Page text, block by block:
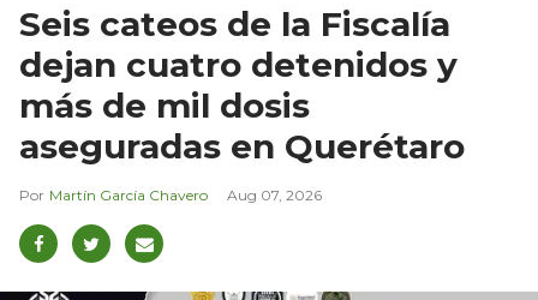
Seis cateos de la Fiscalía
dejan cuatro detenidos y
más de mil dosis
aseguradas en Querétaro
Martín García Chavero Aug 07, 2026